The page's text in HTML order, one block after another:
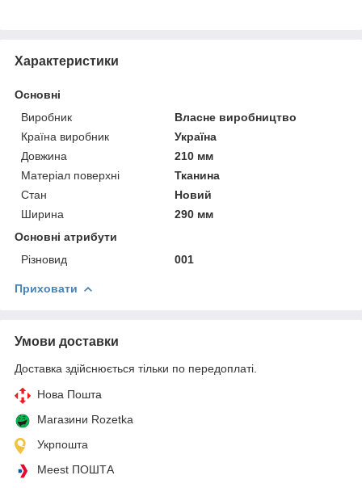
Характеристики
Основні
Виробник
Власне виробництво
Країна виробник
Україна
Довжина
210 мм
Матеріал поверхні
Тканина
Стан
Новий
Ширина
290 мм
Основні атрибути
Різновид
001
Приховати
Умови доставки
Доставка здійснюється тільки по передоплаті.
Нова Пошта
Магазини Rozetka
Укрпошта
Meest ПОШТА